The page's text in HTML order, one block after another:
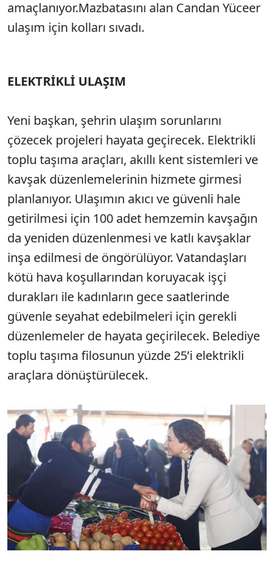
amaçlanıyor.Mazbatasını alan Candan Yüceer
ulaşım için kolları sıvadı.
ELEKTRİKLİ ULAŞIM
Yeni başkan, şehrin ulaşım sorunlarını
çözecek projeleri hayata geçirecek. Elektrikli
toplu taşıma araçları, akıllı kent sistemleri ve
kavşak düzenlemelerinin hizmete girmesi
planlanıyor. Ulaşımın akıcı ve güvenli hale
getirilmesi için 100 adet hemzemin kavşağın
da yeniden düzenlenmesi ve katlı kavşaklar
inşa edilmesi de öngörülüyor. Vatandaşları
kötü hava koşullarından koruyacak işçi
durakları ile kadınların gece saatlerinde
güvenle seyahat edebilmeleri için gerekli
düzenlemeler de hayata geçirilecek. Belediye
toplu taşıma filosunun yüzde 25’i elektrikli
araçlara dönüştürülecek.